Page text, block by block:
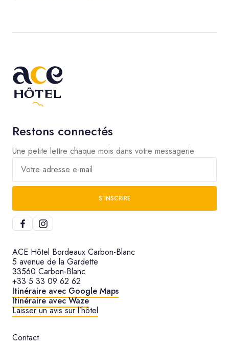
Restons connectés
Une petite lettre chaque mois dans votre messagerie
Votre adresse e-mail
S’INSCRIRE
ACE Hôtel Bordeaux Carbon-Blanc
5 avenue de la Gardette
33560 Carbon-Blanc
+33 5 33 09 62 62
Itinéraire avec Google Maps
Itinéraire avec Waze
Laisser un avis sur l’hôtel
Contact